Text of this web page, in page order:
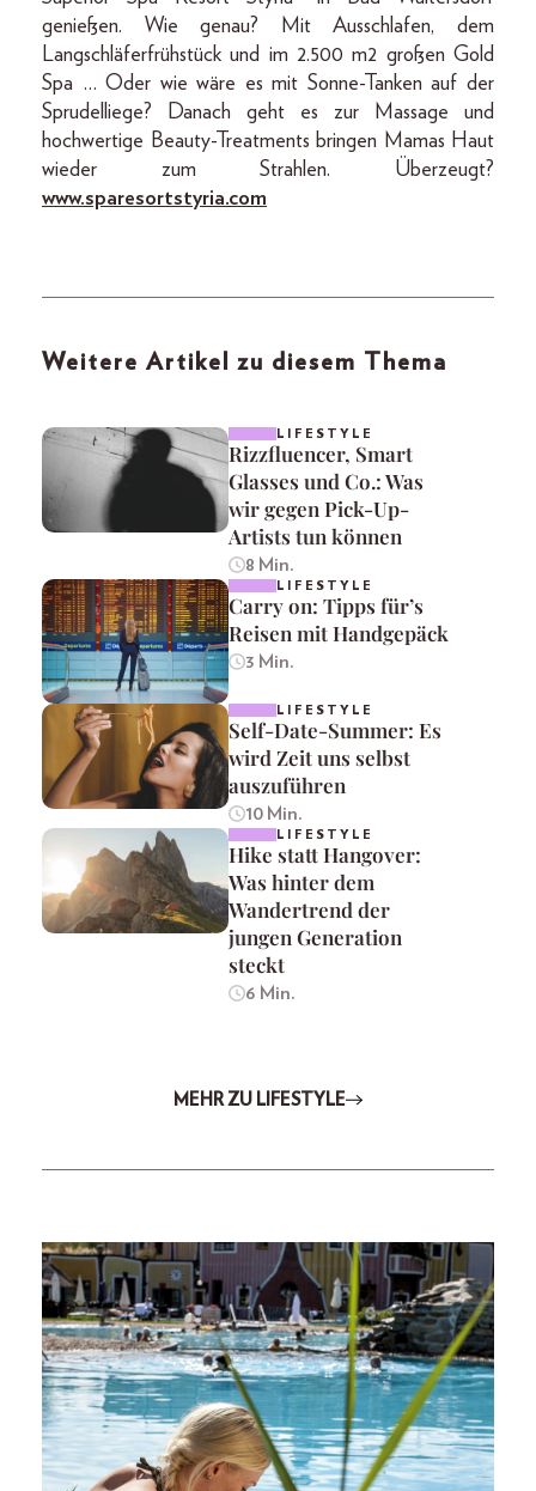
genießen. Wie genau? Mit Ausschlafen, dem
Langschläferfrühstück und im 2.500 m2 großen Gold
Spa … Oder wie wäre es mit Sonne-Tanken auf der
Sprudelliege? Danach geht es zur Massage und
hochwertige Beauty-Treatments bringen Mamas Haut
wieder zum Strahlen. Überzeugt?
www.sparesortstyria.com
Weitere Artikel zu diesem Thema
LIFESTYLE
Rizzfluencer, Smart
Glasses und Co.: Was
wir gegen Pick-Up-
Artists tun können
8 Min.
LIFESTYLE
Carry on: Tipps für’s
Reisen mit Handgepäck
3 Min.
LIFESTYLE
Self-Date-Summer: Es
wird Zeit uns selbst
auszuführen
10 Min.
LIFESTYLE
Hike statt Hangover:
Was hinter dem
Wandertrend der
jungen Generation
steckt
6 Min.
MEHR ZU LIFESTYLE